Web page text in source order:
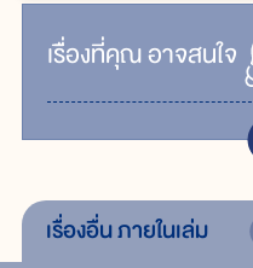
เรื่ิองที่คุณอาจสนใจ
เรื่องอื่นภายในเล่ม